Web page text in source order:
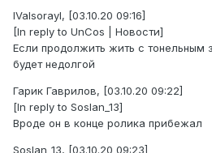
IValsorayl, [03.10.20 09:16]
[In reply to UnCos | Новости]
Если продолжить жить с тонельным
будет недолгой
Гарик Гаврилов, [03.10.20 09:22]
[In reply to Soslan_13]
Вроде он в конце ролика прибежал
Soslan_13, [03.10.20 09:23]